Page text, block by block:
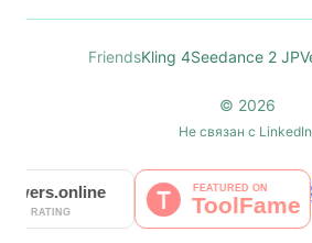
FriendsKling 4Seedance 2 JP
© 2026
Не связан с